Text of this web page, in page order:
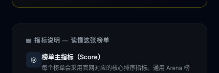
📖 指标说明 — 读懂这张榜单
🎯 榜单主指标（Score）
每个榜单会采用官网对应的核心排序指标。通用 Arena 榜